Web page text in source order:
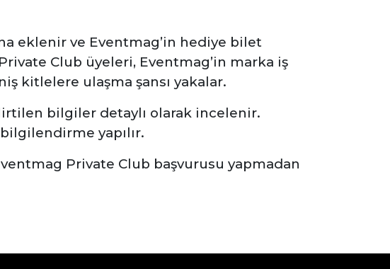
eklenir ve Eventmag’in hediye bilet
Private Club üyeleri, Eventmag’in marka iş
kitlelere ulaşma şansı yakalar.
bilgiler detaylı olarak incelenir.
yapılır.
Private Club başvurusu yapmadan